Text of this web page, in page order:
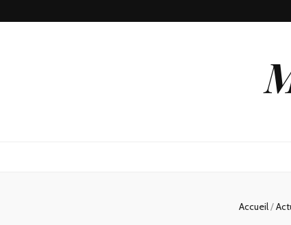
Accueil/